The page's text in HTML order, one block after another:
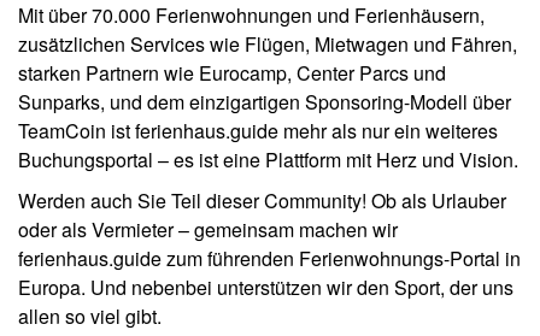
Mit über 70.000 Ferienwohnungen und Ferienhäusern,
zusätzlichen Services wie Flügen, Mietwagen und Fähren,
starken Partnern wie Eurocamp, Center Parcs und
Sunparks, und dem einzigartigen Sponsoring-Modell über
TeamCoin ist ferienhaus.guide mehr als nur ein weiteres
Buchungsportal – es ist eine Plattform mit Herz und Vision.
Werden auch Sie Teil dieser Community! Ob als Urlauber
oder als Vermieter – gemeinsam machen wir
ferienhaus.guide zum führenden Ferienwohnungs-Portal in
Europa. Und nebenbei unterstützen wir den Sport, der uns
allen so viel gibt.